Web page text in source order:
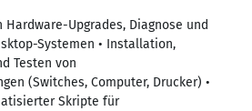
Hardware-Upgrades, Diagnose und
Systemen • Installation,
Testen von
(Switches, Computer, Drucker) •
Skripte für